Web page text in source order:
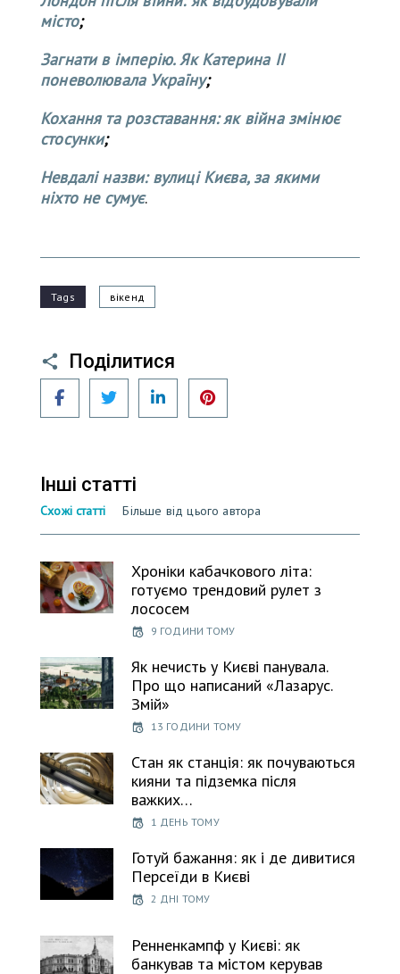
місто;
Загнати в імперію. Як Катерина II
поневолювала Україну;
Кохання та розставання: як війна змінює
стосунки;
Невдалі назви: вулиці Києва, за якими
ніхто не сумує.
Tags вікенд
Поділитися
Facebook Twitter LinkedIn
Інші статті
Схожі статті Більше від цього автора
Хроніки кабачкового літа:
готуємо трендовий рулет з
лососем
9 ГОДИНИ ТОМУ
Як нечисть у Києві панувала.
Про що написаний «Лазарус.
Змій»
13 ГОДИНИ ТОМУ
Стан як станція: як почуваються
кияни та підземка після
важких…
1 ДЕНЬ ТОМУ
Готуй бажання: як і де дивитися
Персеїди в Києві
2 ДНІ ТОМУ
Ренненкампф у Києві: як
банкував та містом керував